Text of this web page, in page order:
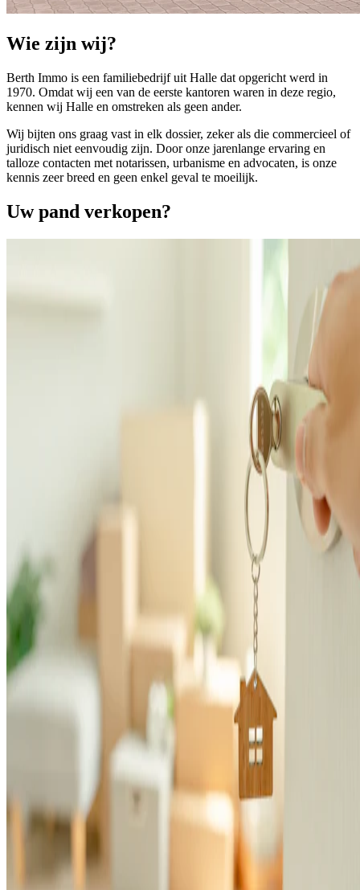
Wie zijn wij?
Berth Immo is een familiebedrijf uit Halle dat opgericht werd in
1970. Omdat wij een van de eerste kantoren waren in deze regio,
kennen wij Halle en omstreken als geen ander.
Wij bijten ons graag vast in elk dossier, zeker als die commercieel of
juridisch niet eenvoudig zijn. Door onze jarenlange ervaring en
talloze contacten met notarissen, urbanisme en advocaten, is onze
kennis zeer breed en geen enkel geval te moeilijk.
Uw pand verkopen?